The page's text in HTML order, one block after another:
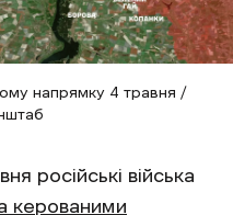
напрямку 4 травня /
російські війська
керованими